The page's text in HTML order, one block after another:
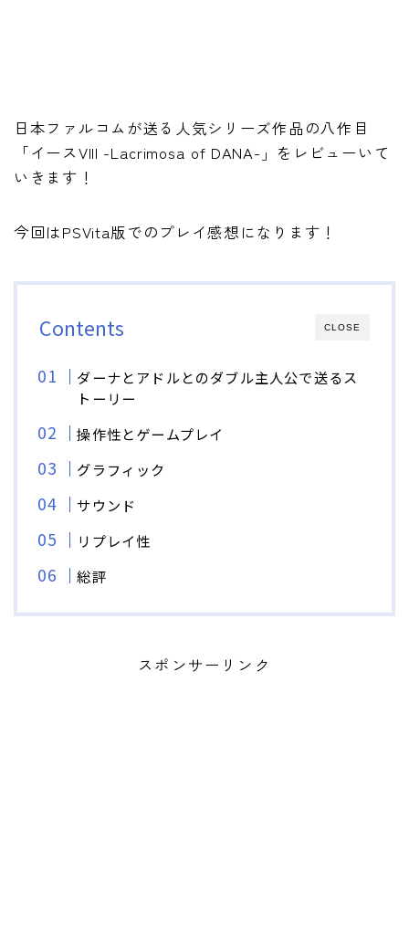
日本ファルコムが送る人気シリーズ作品の八作目
「イースVIII -Lacrimosa of DANA-」をレビューいて
いきます！
今回はPSVita版でのプレイ感想になります！
CLOSE
Contents
ダーナとアドルとのダブル主人公で送るス
トーリー
操作性とゲームプレイ
グラフィック
サウンド
リプレイ性
総評
スポンサーリンク